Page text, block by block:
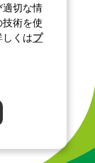
切な情
術を使
くはプ